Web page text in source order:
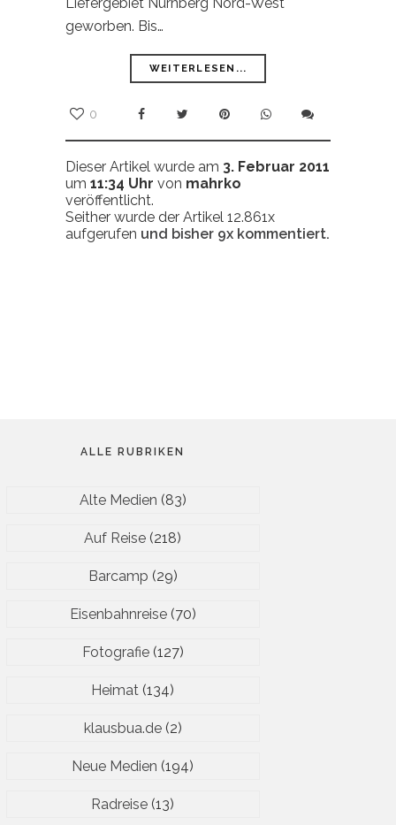
geworben. Bis…
WEITERLESEN...
0
Dieser Artikel wurde am 3. Februar 2011
um 11:34 Uhr von mahrko
veröffentlicht.
Seither wurde der Artikel 12.861x
aufgerufen und bisher 9x kommentiert.
ALLE RUBRIKEN
Alte Medien (83)
Auf Reise (218)
Barcamp (29)
Eisenbahnreise(70)
Fotografie(127)
Heimat (134)
klausbua.de(2)
Neue Medien (194)
Radreise (13)